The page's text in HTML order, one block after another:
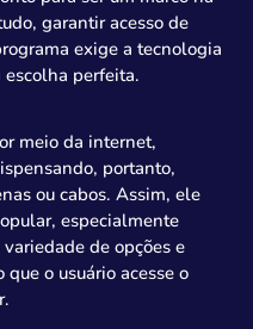
garantir acesso de
exige a tecnologia
escolha perfeita.
meio da internet,
portanto,
ou cabos. Assim, ele
especialmente
de opções e
o usuário acesse o